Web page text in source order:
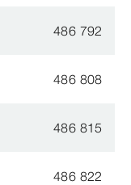
486 792
486 808
486 815
486 822